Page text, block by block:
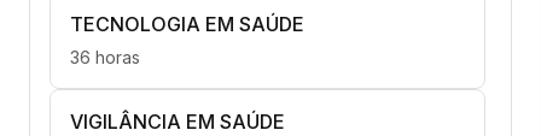
TECNOLOGIA EM SAÚDE
36 horas
VIGILÂNCIA EM SAÚDE